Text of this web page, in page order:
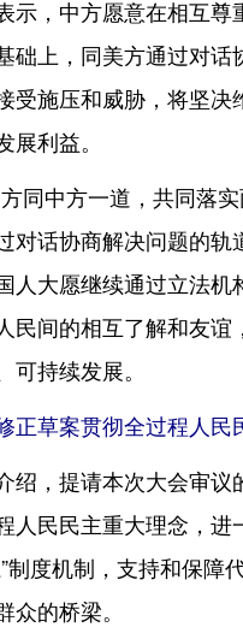
，中方愿意在相互尊
础上，同美方通过对话
受施压和威胁，将坚决
展利益。
中方一道，共同落实
对话协商解决问题的轨
人大愿继续通过立法机
民间的相互了解和友谊
可持续发展。
正草案贯彻全过程人民
，提请本次大会审议
人民民主重大理念，进
制度机制，支持和保障
众的桥梁。